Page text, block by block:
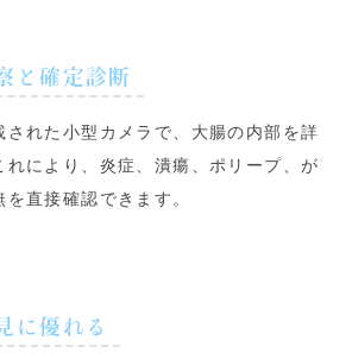
と確定診断
された小型カメラで、大腸の内部を詳
れにより、炎症、潰瘍、ポリープ、が
を直接確認できます。
に優れる